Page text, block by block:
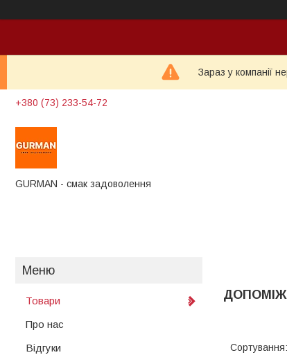
Зараз у компанії
+380 (73) 233-54-72
GURMAN - смак задоволення
Товари
Про нас
Відгуки